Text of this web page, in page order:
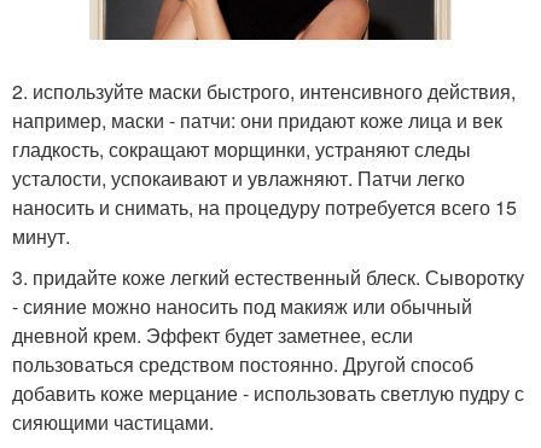
2. используйте маски быстрого, интенсивного действия,
например, маски - патчи: они придают коже лица и век
гладкость, сокращают морщинки, устраняют следы
усталости, успокаивают и увлажняют. Патчи легко
наносить и снимать, на процедуру потребуется всего 15
минут.
3. придайте коже легкий естественный блеск. Сыворотку
- сияние можно наносить под макияж или обычный
дневной крем. Эффект будет заметнее, если
пользоваться средством постоянно. Другой способ
добавить коже мерцание - использовать светлую пудру с
сияющими частицами.